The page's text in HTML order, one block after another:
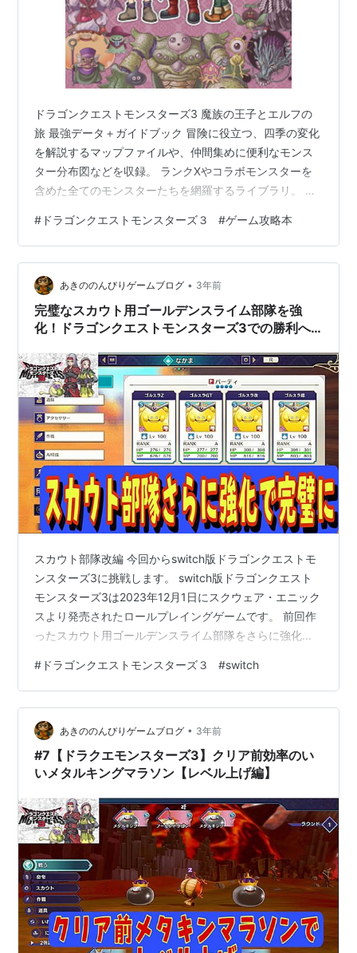
ドラゴンクエストモンスターズ3 魔族の王子とエルフの
旅 最強データ＋ガイドブック 冒険に役立つ、四季の変化
を解説するマップファイルや、仲間集めに便利なモンス
ター分布図などを収録。 ランクXやコラボモンスターを
含めた全てのモンスターたちを網羅するライブラリ。 ス
モンスターの育成に欠かせないデータの数々を一挙公
開。 スカウトや配合のしくみ、おすすめパーティ編成な
ど、基本的な知識とアドバイスをまとめたモンスターマ
スター必携の一冊。 発売日 ： 2024年01月17日 👇 こち
らもチェック！ ドラゴンクエストモンスターズ3 魔族の
王子とエルフの旅 楽天…
# ドラゴンクエストモンスターズ３ #ゲーム攻略本
あきののんびりゲームブログ • 3年前
完璧なスカウト用ゴールデンスライム部隊を強
化！ドラゴンクエストモンスターズ3での勝利へ
スカウト部隊改編 今回からswitch版ドラゴンクエストモ
ンスターズ3に挑戦します。 switch版ドラゴンクエスト
モンスターズ3は2023年12月1日にスクウェア・エニック
スより発売されたロールプレイングゲームです。 前回作
ったスカウト用ゴールデンスライム部隊をさらに強化し
www.youtube.com 前回の様子はこちらから↓↓↓
www.youtube.com おすすめ動画はこちらから↓↓↓
www.youtube.com www.youtube.com
www.youtube.com それではまた次の動画で(^_^)/ その他
のブログはこ…
# ドラゴンクエストモンスターズ３ #switch
あきののんびりゲームブログ • 3年前
#7【ドラクエモンスターズ3】クリア前効率のい
いメタルキングマラソン【レベル上げ編】